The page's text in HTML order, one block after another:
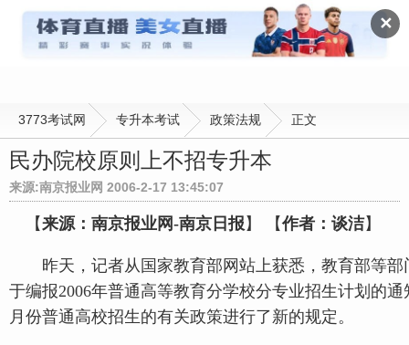
✕
政策法规
3773考试网 专升本考试 政策法规 正文
民办院校原则上不招专升本
来源:南京报业网 2006-2-17 13:45:07
【来源：南京报业网-南京日报 】 【作者：谈洁】
昨天，记者从国家教育部网站上获悉，教育部等部
于编报2006年普通高等教育分学校分专业招生计划的通
月份普通高校招生的有关政策进行了新的规定。